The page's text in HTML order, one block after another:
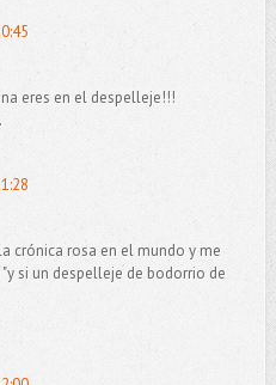
eres en el despelleje!!!
crónica rosa en el mundo y me
si un despelleje de bodorrio de